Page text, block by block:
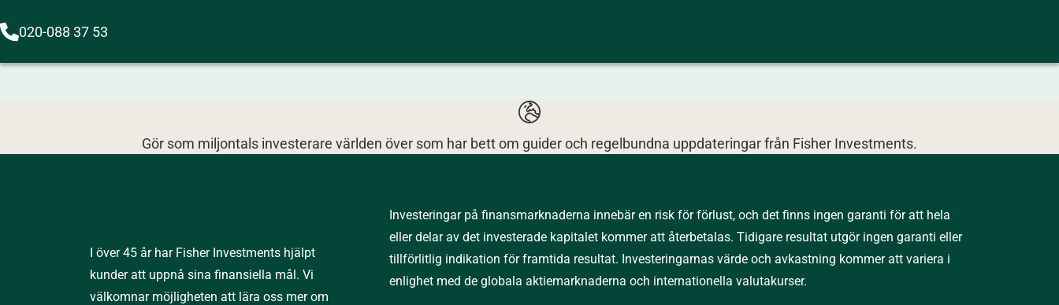
020-088 37 53
Gör som miljontals investerare världen över som har bett om guider och regelbundna uppdateringar från Fisher Investments.
I över 45 år har Fisher Investments hjälpt
kunder att uppnå sina finansiella mål. Vi
välkomnar möjligheten att lära oss mer om
Investeringar på finansmarknaderna innebär en risk för förlust, och det finns ingen garanti för att hela
eller delar av det investerade kapitalet kommer att återbetalas. Tidigare resultat utgör ingen garanti eller
tillförlitlig indikation för framtida resultat. Investeringarnas värde och avkastning kommer att variera i
enlighet med de globala aktiemarknaderna och internationella valutakurser.